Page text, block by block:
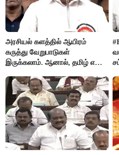
அரசியல் களத்தில் ஆயிரம்
கருத்து வேறுபாடுகள்
இருக்கலாம். ஆனால், தமிழ் என்று
தமிழர்கள் - எடப்பாடி பழனிசாமி..!